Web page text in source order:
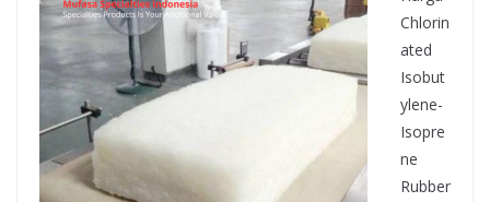
Chlorin
ated
Isobut
ylene-
Isopre
ne
Rubber